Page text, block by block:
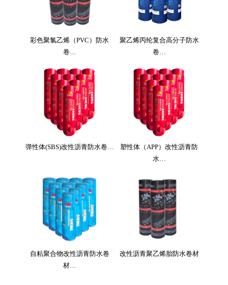
彩色聚氯乙烯（PVC）防水
卷…
聚乙烯丙纶复合高分子防水
卷…
弹性体(SBS)改性沥青防水卷…
塑性体（APP）改性沥青防
水…
自粘聚合物改性沥青防水卷
材…
改性沥青聚乙烯胎防水卷材